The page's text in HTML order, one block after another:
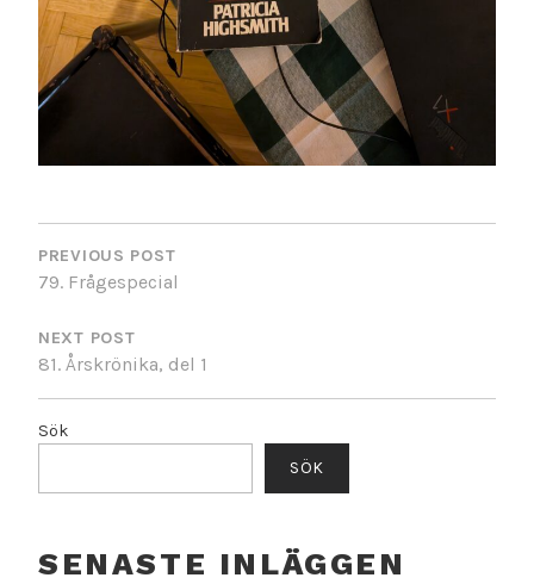
INLÄGGSNAVIGERING
PREVIOUS POST
79. Frågespecial
NEXT POST
81. Årskrönika, del 1
Sök
SÖK
SENASTE INLÄGGEN